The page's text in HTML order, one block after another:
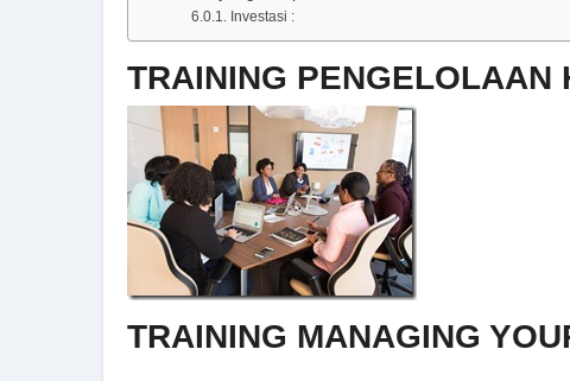
Investasi :
TRAINING PENGELOLAAN
TRAINING MANAGING